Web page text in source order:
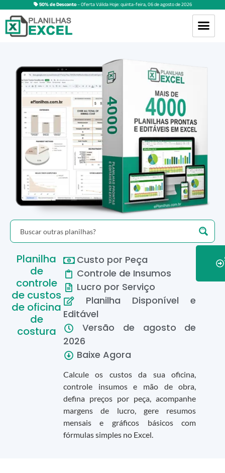
50% de Desconto– Oferta Válida Hoje:quinta-feira,06deagostode2026
Planilha
de
controle
de custos
de oficina
de
costura
Custo por Peça
Controle de Insumos
Lucro por Serviço
Planilha Disponível e
Editável
Versão de agosto de
2026
Baixe Agora
Calcule os custos da sua oficina,
controle insumos e mão de obra,
defina preços por peça, acompanhe
margens de lucro, gere resumos
mensais e gráficos básicos com
fórmulas simples no Excel.